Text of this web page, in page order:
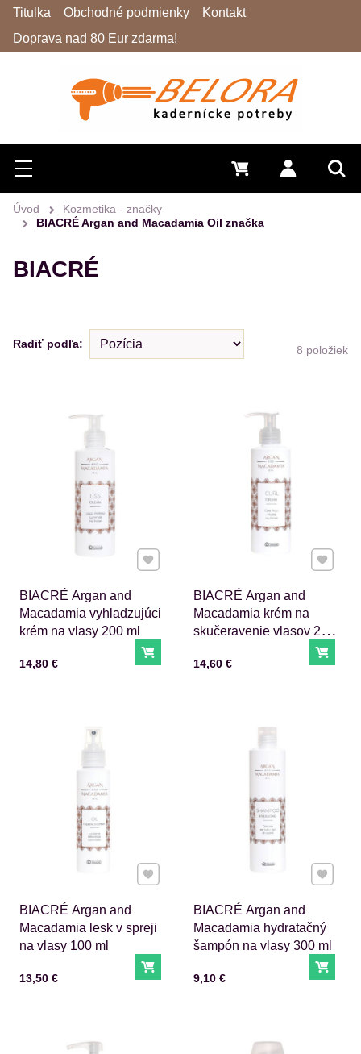
Hľadať
Menu Prihlásiť
0 €
Titulka Obchodné podmienky
Kontakt
Doprava nad 80 Eur zdarma!
Úvod
Kozmetika - značky
BIACRÉ Argan and Macadamia Oil značka
BIACRÉ
Radiť podľa: 8 položiek
BIACRÉ Argan and
Macadamia vyhladzujúci
krém na vlasy 200 ml
Cena s DPH
14,80 € Do košíka
Pridať k Obľúbeným
BIACRÉ Argan and
Macadamia krém na
skučeravenie vlasov 200
Cena s DPH
14,60 € Do
Pridať
BIACRÉ Argan and
Macadamia lesk v spreji
na vlasy 100 ml
Cena s DPH
13,50 € Do košíka
Pridať k Obľúbeným
BIACRÉ Argan and
Macadamia hydratačný
šampón na vlasy 300 ml
Cena s DPH
9,10 € Do
Pridať